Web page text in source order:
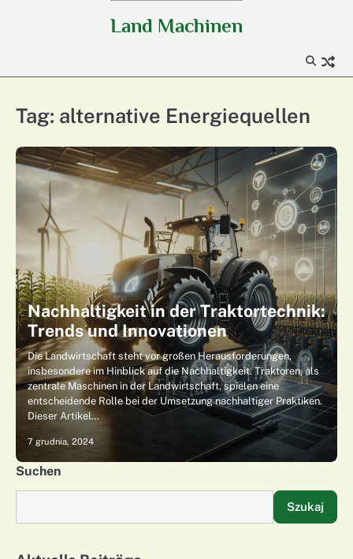
Land Machinen
Tag: alternative Energiequellen
Nachhaltigkeit in der Traktortechnik:
Trends und Innovationen
Die Landwirtschaft steht vor großen Herausforderungen,
insbesondere im Hinblick auf die Nachhaltigkeit. Traktoren, als
zentrale Maschinen in der Landwirtschaft, spielen eine
entscheidende Rolle bei der Umsetzung nachhaltiger Praktiken.
Dieser Artikel…
7 grudnia, 2024
Suchen
Szukaj